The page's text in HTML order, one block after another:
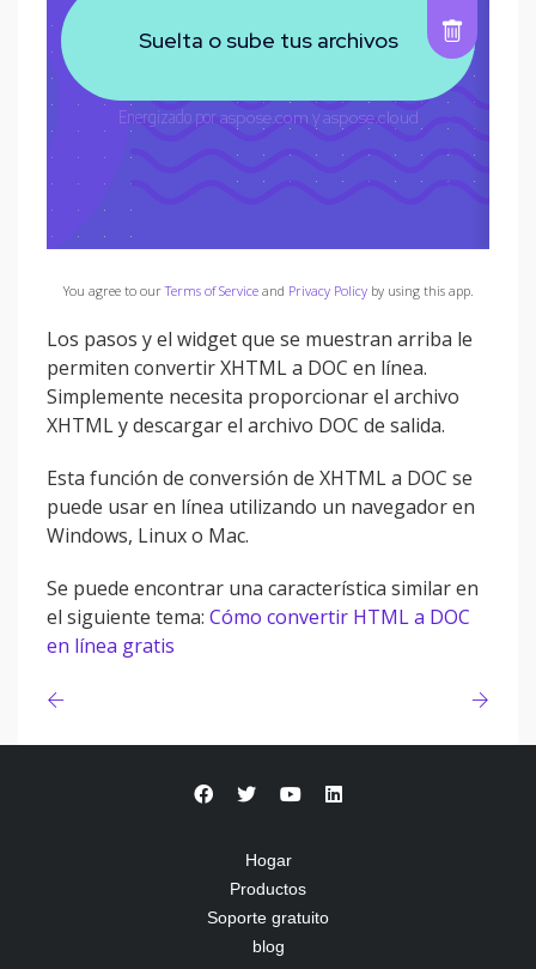
You agree to ourTerms of Serviceand Privacy Policyby using this app.
Los pasos y el widget que se muestran arriba le
permiten convertir XHTML a DOC en línea.
Simplemente necesita proporcionar el archivo
XHTML y descargar el archivo DOC de salida.
Esta función de conversión de XHTML a DOC se
puede usar en línea utilizando un navegador en
Windows, Linux o Mac.
Se puede encontrar una característica similar en
el siguiente tema: Cómo convertir HTML a DOC
en línea gratis
Hogar
Productos
Soporte gratuito
blog